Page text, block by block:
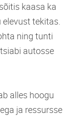
sõitis kaasa ka
elevust tekitas.
ning tunti
autosse
alles hoogu
ja ressursse